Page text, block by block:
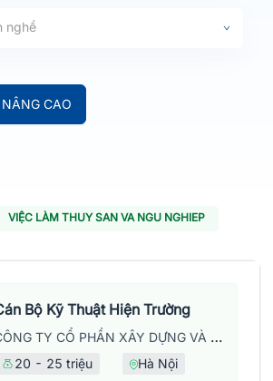
nghề
NÂNG CAO
VIỆC LÀM THUY SAN VA NGU NGHIEP
Bộ Kỹ Thuật Hiện Trường
CÔNG TY CỔ PHẦN XÂY DỰNG VÀ PHÁT TRIỂN THƯƠNG MẠI HOÀNG LẦM
20 - 25 triệu Hà Nội